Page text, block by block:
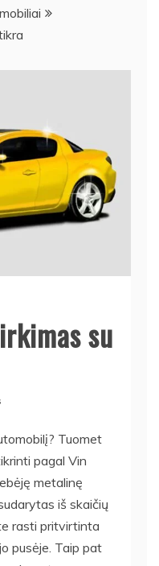
su
Tuomet
pagal Vin
metalinę
iš skaičių
rasti pritvirtinta
pusėje. Taip pat